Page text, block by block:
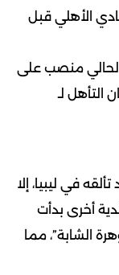
الأهلي قبل
الحالي منصب على
التأهل لـ
في ليبيا، إلا
أخرى بدأت
الشابة”، مما